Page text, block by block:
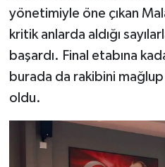
yönetimiyle öne çıkan
kritik anlarda aldığı
başardı. Final etabına
burada da rakibini
oldu.